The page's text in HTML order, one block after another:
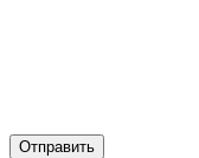
Отправить